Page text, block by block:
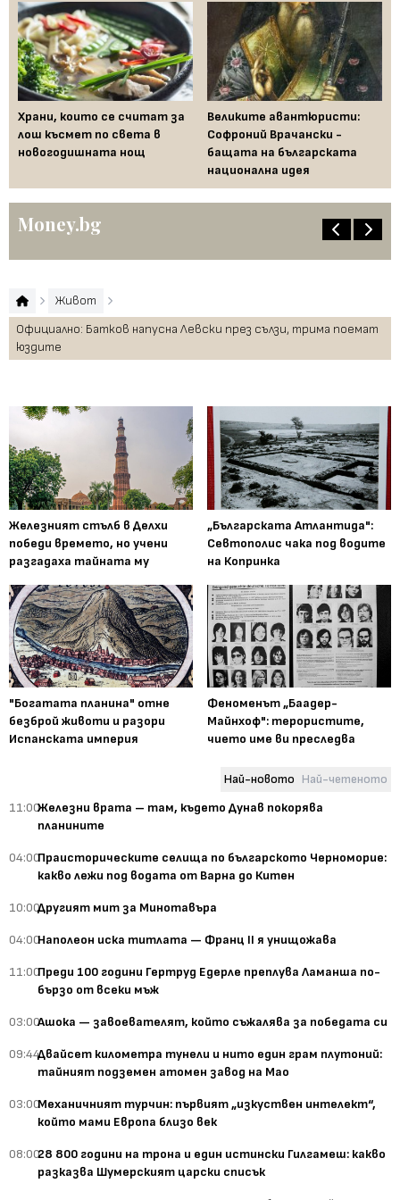
Храни, които се считат за
лош късмет по света в
новогодишната нощ
Великите авантюристи:
Софроний Врачански -
бащата на българската
национална идея
Money.bg
Живот
Официално: Батков напусна Левски през сълзи, трима поемат
юздите
Железният стълб в Делхи
победи времето, но учени
разгадаха тайната му
„Българската Атлантида":
Севтополис чака под водите
на Копринка
"Богатата планина" отне
безброй животи и разори
Испанската империя
Феноменът „Баадер-
Майнхоф": терористите,
чието име ви преследва
Най-новото Най-четеното
11:00Железни врата – там, където Дунав покорява
планините
04:00Праисторическите селища по българското Черноморие:
какво лежи под водата от Варна до Китен
10:00Другият мит за Минотавъра
04:00Наполеон иска титлата — Франц II я унищожава
11:00Преди 100 години Гертруд Едерле преплува Ламанша по-
бързо от всеки мъж
03:00Ашока — завоевателят, който съжалява за победата си
09:44Двайсет километра тунели и нито един грам плутоний:
тайният подземен атомен завод на Мао
03:00Механичният турчин: първият „изкуствен интелект“,
който мами Европа близо век
08:0028 800 години на трона и един истински Гилгамеш: какво
разказва Шумерският царски списък